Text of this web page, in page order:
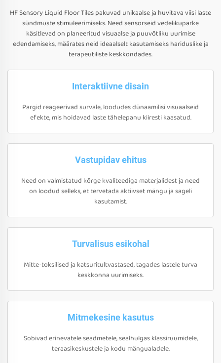
HF Sensory Liquid Floor Tiles pakuvad unikaalse ja huvitava viisi laste
sündmuste stimuleerimiseks. Need sensorseid vedelikuparke
käsitlevad on planeeritud visuaalse ja puuvõtliku uurimise
edendamiseks, määrates neid ideaalselt kasutamiseks hariduslike ja
terapeutiliste keskkondades.
Interaktiivne disain
Pargid reageerivad survale, loodudes dünaamilisi visuaalseid
efekte, mis hoidavad laste tähelepanu kiiresti kaasatud.
Vastupidav ehitus
Need on valmistatud kõrge kvaliteediga materjalidest ja need
on loodud selleks, et tervetada aktiivset mängu ja sageli
kasutamist.
Turvalisus esikohal
Mitte-toksilised ja katsuritultvastased, tagades lastele turva
keskkonna uurimiseks.
Mitmekesine kasutus
Sobivad erinevatele seadmetele, sealhulgas klassiruumidele,
teraasikeskustele ja kodu mängualadele.